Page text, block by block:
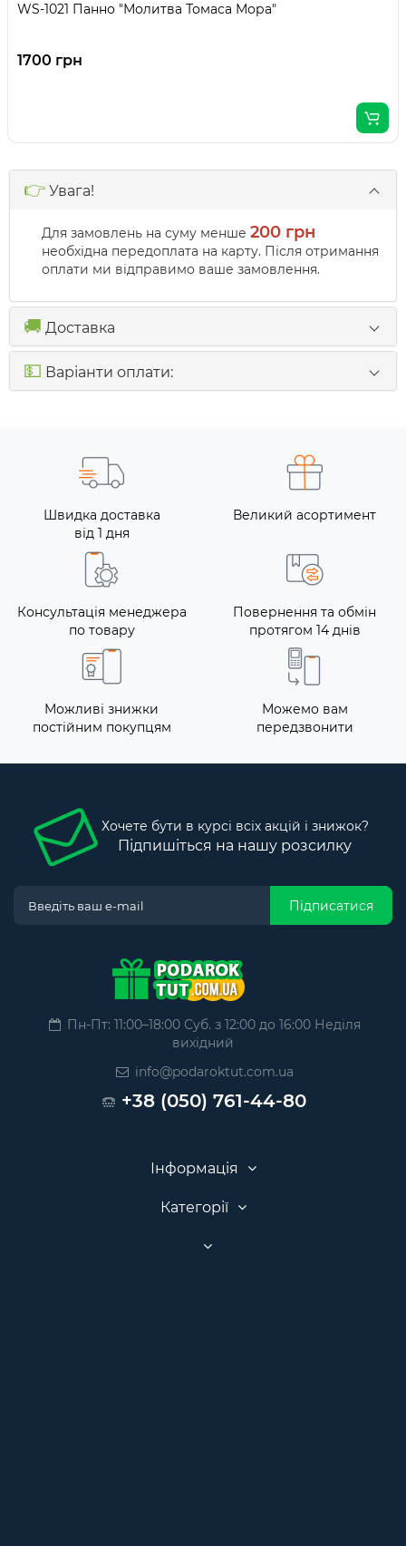
WS-1021 Панно "Молитва Томаса Мора"
1700 грн
👉 Увага!
Для замовлень на суму менше 200 грн
необхідна передоплата на карту. Після отримання
оплати ми відправимо ваше замовлення.
🚚 Доставка
💵 Варіанти оплати:
Швидка доставка
від 1 дня
Великий асортимент
Консультація менеджера
по товару
Повернення та обмін
протягом 14 днів
Можливі знижки
постійним покупцям
Можемо вам
передзвонити
Хочете бути в курсі всіх акцій і знижок?
Підпишіться на нашу розсилку
Підписатися
Пн-Пт: 11:00–18:00 Суб. з 12:00 до 16:00 Неділя
вихідний
info@podaroktut.com.ua
+38 (050) 761-44-80
Інформація
Категорії